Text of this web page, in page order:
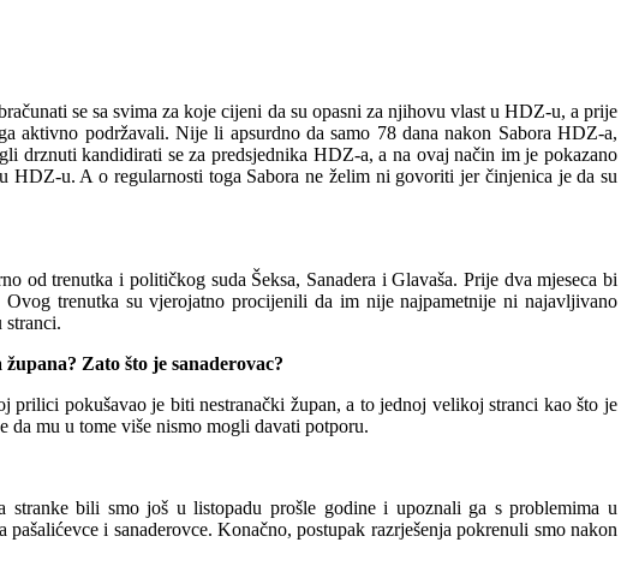
se sa svima za koje cijeni da su opasni za njihovu vlast u HDZ-u, a prije
aktivno podržavali. Nije li apsurdno da samo 78 dana nakon Sabora HDZ-a,
drznuti kandidirati se za predsjednika HDZ-a, a na ovaj način im je pokazano
HDZ-u. A o regularnosti toga Sabora ne želim ni govoriti jer činjenica je da su
od trenutka i političkog suda Šeksa, Sanadera i Glavaša. Prije dva mjeseca bi
trenutka su vjerojatno procijenili da im nije najpametnije ni najavljivano
stranci.
Zato što je sanaderovac?
pokušavao je biti nestranački župan, a to jednoj velikoj stranci kao što je
da mu u tome više nismo mogli davati potporu.
bili smo još u listopadu prošle godine i upoznali ga s problemima u
i sanaderovce. Konačno, postupak razrješenja pokrenuli smo nakon